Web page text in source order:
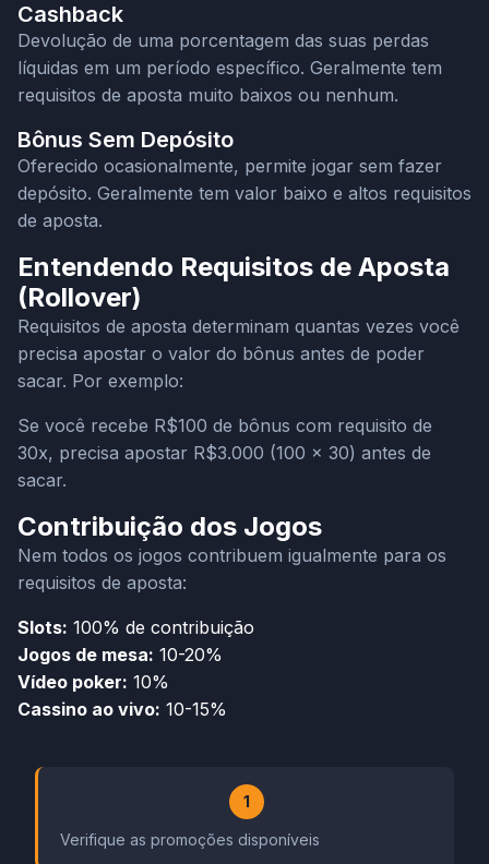
Cashback
Devolução de uma porcentagem das suas perdas
líquidas em um período específico. Geralmente tem
requisitos de aposta muito baixos ou nenhum.
Bônus Sem Depósito
Oferecido ocasionalmente, permite jogar sem fazer
depósito. Geralmente tem valor baixo e altos requisitos
de aposta.
Entendendo Requisitos de Aposta
(Rollover)
Requisitos de aposta determinam quantas vezes você
precisa apostar o valor do bônus antes de poder
sacar. Por exemplo:
Se você recebe R$100 de bônus com requisito de
30x, precisa apostar R$3.000 (100 × 30) antes de
sacar.
Contribuição dos Jogos
Nem todos os jogos contribuem igualmente para os
requisitos de aposta:
Slots: 100% de contribuição
Jogos de mesa: 10-20%
Vídeo poker: 10%
Cassino ao vivo: 10-15%
1
Verifique as promoções disponíveis